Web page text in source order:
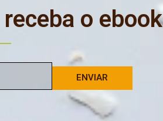
o ebook
ENVIAR